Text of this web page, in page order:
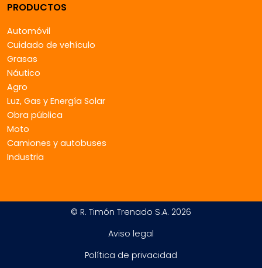
PRODUCTOS
Automóvil
Cuidado de vehículo
Grasas
Náutico
Agro
Luz, Gas y Energía Solar
Obra pública
Moto
Camiones y autobuses
Industria
© R. Timón Trenado S.A. 2026
Aviso legal
Política de privacidad